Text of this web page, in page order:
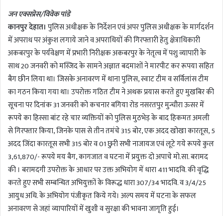
a
n
e
m
a
i
l
जन एक्सप्रेस/विवेक पांडे
कानपुर देहात। पुलिस अधीक्षक के निर्देशन एवं अपर पुलिस अधीक्षक के मार्गदर्शन
में अपराध पर अंकुश लगाये जाने व अपराधियों की गिरफ्तारी हेतु क्षेत्राधिकारी
अकबरपुर के पर्यवेक्षण में प्रभारी निरीक्षक अकबरपुर के नेतृत्व में पशु व्यापारी के
साथ 20 जनवरी को मस्जिद के सामने अज्ञात बदमाशों ने मारपीट कर रूपया सहित
बैग छीन लिया था। जिसके अनावरण में थाना पुलिस, स्वाट टीम व सर्विलांस टीम
का गठन किया गया था। उपरोक्त गठित टीम ने अथक प्रयास करते हुए मुखबिर की
सूचना पर दिनांक 31 जनवरी को कचनार बगिया रोड नसरतपुर मुन्चौरा ऊसर में
रूपये का हिस्सा बांट रहे चार व्यक्तियों को पुलिस मुठभेड़ के बाद हिकमत अमली
से गिरफ्तार किया, जिनके पास से तीन तमंचे 315 बोर, एक अदद खोखा कारतूस, 5
अदद जिंदा कारतूस सभी 315 बोर व 01 छुरी सभी नाजायज एवं लूटे गये रूपये कुल
3,61,870/- रूपये मय बैग, कागजात व घटना में प्रयुक्त दो अपाचे मो.सा. बरामद
की । बरामदगी उपरोक्त के आधार पर उक्त अभियोग में धारा 411 भादवि. की वृद्धि
करते हुए सभी सम्बन्धित अभियुक्तों के विरूद्ध धारा 307/34 भादवि. व 3/4/25
आयुध अधि. के अभियोग पंजीकृत किये गये। अल्प समय में घटना के सफल
अनावरण से जहां व्यापारियों में खुशी व सुरक्षा की भावना जागृति हुई।